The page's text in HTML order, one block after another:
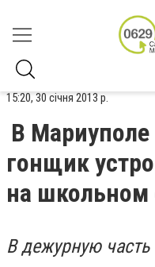
15:20, 30 січня 2013 р.
В
гонщик
на
В дежурную